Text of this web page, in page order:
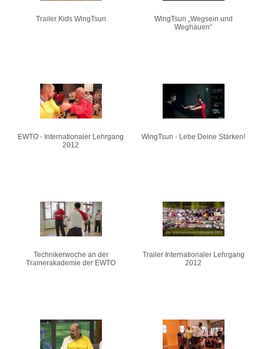
Trailer Kids WingTsun
WingTsun „Wegsein und
Weghauen“
EWTO - Internationaler Lehrgang
2012
WingTsun - Lebe Deine Stärken!
Technikerwoche an der
Trainerakademie der EWTO
Trailer Internationaler Lehrgang
2012